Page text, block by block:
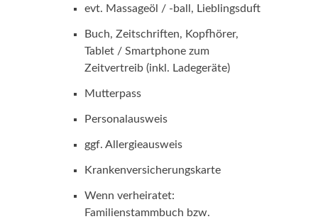
evt. Massageöl / -ball, Lieblingsduft
Buch, Zeitschriften, Kopfhörer,
Tablet / Smartphone zum
Zeitvertreib (inkl. Ladegeräte)
Mutterpass
Personalausweis
ggf. Allergieausweis
Krankenversicherungskarte
Wenn verheiratet:
Familienstammbuch bzw.